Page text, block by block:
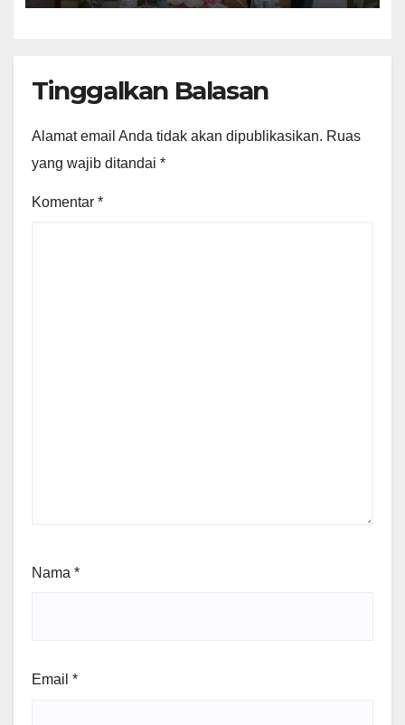
Tinggalkan Balasan
Alamat email Anda tidak akan dipublikasikan. Ruas
yang wajib ditandai *
Komentar *
Nama *
Email *